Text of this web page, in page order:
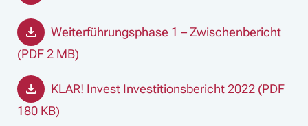
Weiterführungsphase 1 – Zwischenbericht
(PDF 2 MB)
KLAR! Invest Investitionsbericht 2022 (PDF
180 KB)